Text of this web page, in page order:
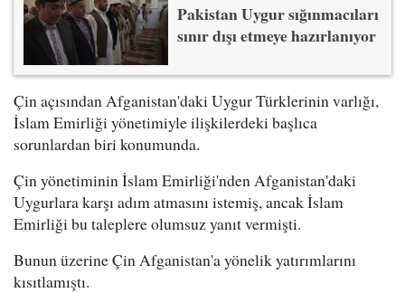
Pakistan Uygur sığınmacıları
sınır dışı etmeye hazırlanıyor
Çin açısından Afganistan'daki Uygur Türklerinin varlığı,
İslam Emirliği yönetimiyle ilişkilerdeki başlıca
sorunlardan biri konumunda.
Çin yönetiminin İslam Emirliği'nden Afganistan'daki
Uygurlara karşı adım atmasını istemiş, ancak İslam
Emirliği bu taleplere olumsuz yanıt vermişti.
Bunun üzerine Çin Afganistan'a yönelik yatırımlarını
kısıtlamıştı.